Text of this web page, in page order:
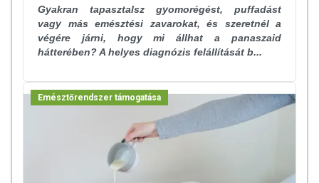
Gyakran tapasztalsz gyomorégést, puffadást
vagy más emésztési zavarokat, és szeretnél a
végére járni, hogy mi állhat a panaszaid
hátterében? A helyes diagnózis felállítását b...
Emésztőrendszer támogatása